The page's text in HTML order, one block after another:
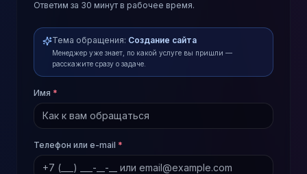
Ответим за 30 минут в рабочее время.
Тема обращения: Создание сайта
Менеджер уже знает, по какой услуге вы пришли —
расскажите сразу о задаче.
Имя *
Телефон или e-mail *